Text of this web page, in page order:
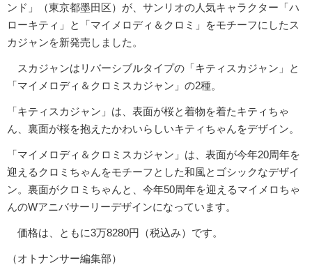
ンド」（東京都墨田区）が、サンリオの人気キャラクター「ハ
ローキティ」と「マイメロディ＆クロミ」をモチーフにしたス
カジャンを新発売しました。
スカジャンはリバーシブルタイプの「キティスカジャン」と
「マイメロディ＆クロミスカジャン」の2種。
「キティスカジャン」は、表面が桜と着物を着たキティちゃ
ん、裏面が桜を抱えたかわいらしいキティちゃんをデザイン。
「マイメロディ＆クロミスカジャン」は、表面が今年20周年を
迎えるクロミちゃんをモチーフとした和風とゴシックなデザイ
ン。裏面がクロミちゃんと、今年50周年を迎えるマイメロちゃ
んのWアニバサーリーデザインになっています。
価格は、ともに3万8280円（税込み）です。
（オトナンサー編集部）